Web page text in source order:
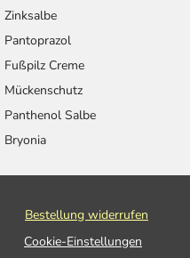
Zinksalbe
Pantoprazol
Fußpilz Creme
Mückenschutz
Panthenol Salbe
Bryonia
Bestellung widerrufen
Cookie-Einstellungen